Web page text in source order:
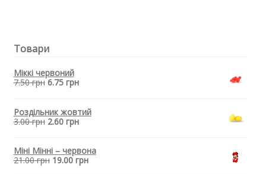
Зірка
кількість
Товари
Міккі червоний
7.50грн 6.75грн
Роздільник жовтий
3.00грн 2.60грн
Міні Мінні – червона
21.00грн 19.00грн